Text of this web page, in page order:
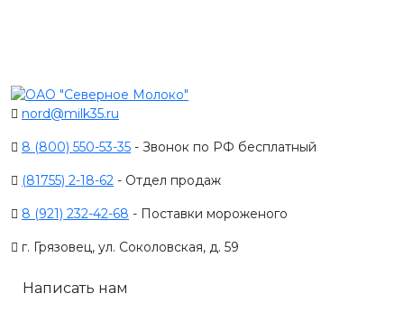
nord@milk35.ru
8 (800) 550-53-35 - Звонок по РФ бесплатный
(81755) 2-18-62 - Отдел продаж
8 (921) 232-42-68 - Поставки мороженого
г. Грязовец, ул. Соколовская, д. 59
Написать нам